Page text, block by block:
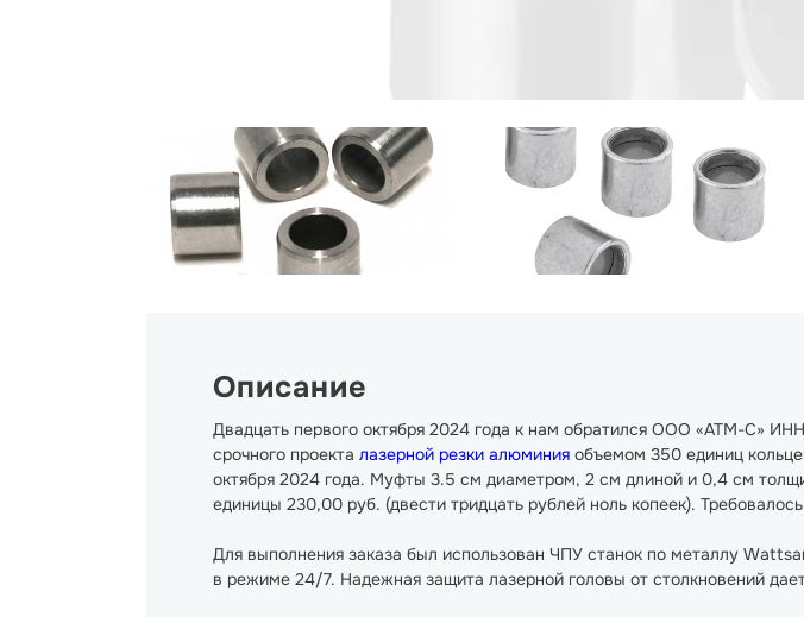
Описание
Двадцать первого октября 2024 года к нам обратился ООО «АТМ-С»
срочного проекта лазерной резки алюминияобъемом 350 единиц
октября 2024 года. Муфты 3.5 см диаметром, 2 см длиной и 0,4 см
единицы 230,00 руб. (двести тридцать рублей ноль копеек).
Для выполнения заказа был использован ЧПУ станок по металлу
в режиме 24/7. Надежная защита лазерной головы от столкновений